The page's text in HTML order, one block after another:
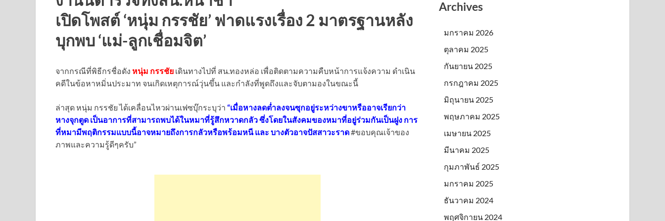
เปิดโพสต์ ‘หนุ่ม กรรชัย’ ฟาดแรงเรื่อง 2 มาตรฐานหลัง
บุกพบ ‘แม่-ลูกเชื่อมจิต’
จากกรณีที่พิธีกรชื่อดัง หนุ่ม กรรชัย เดินทางไปที่ สน.ทองหล่อ เพื่อติดตามความคืบหน้าการแจ้งความ ดำเนิน
คดีในข้อหาหมิ่นประมาท จนเกิดเหตุการณ์วุ่นขึ้น และกำลังที่พูดถึงและจับตามองในขณะนี้
ล่าสุด หนุ่ม กรรชัย ได้เคลื่อนไหวผ่านเฟซบุ๊กระบุว่า “เมื่อหางลดต่ำลงจนซุกอยู่ระหว่างขาหรืออาจเรียกว่า
หางจุกตูด เป็นอาการที่สามารถพบได้ในหมาที่รู้สึกหวาดกลัว ซึ่งโดยในสังคมของหมาที่อยู่ร่วมกันเป็นฝูง การ
ที่หมามีพฤติกรรมแบบนี้อาจหมายถึงการกลัวหรือพร้อมหนี และ บางตัวอาจปัสสาวะราด#ขอบคุณเจ้าของ
ภาพและความรู้ดีๆครับ”
Archives
มกราคม 2026
ตุลาคม 2025
กันยายน 2025
กรกฎาคม 2025
มิถุนายน 2025
พฤษภาคม 2025
เมษายน 2025
มีนาคม 2025
กุมภาพันธ์ 2025
มกราคม 2025
ธันวาคม 2024
พฤศจิกายน 2024